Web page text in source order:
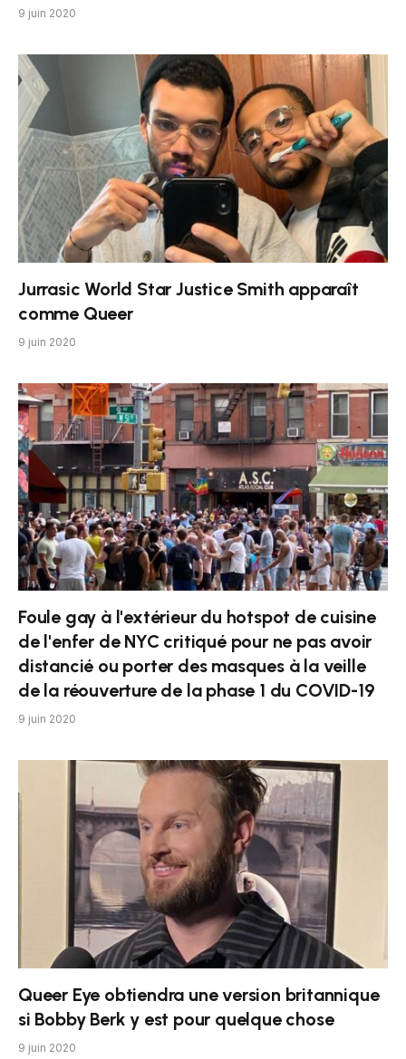
9 juin 2020
Jurrasic World Star Justice Smith apparaît
comme Queer
9 juin 2020
Foule gay à l'extérieur du hotspot de cuisine
de l'enfer de NYC critiqué pour ne pas avoir
distancié ou porter des masques à la veille
de la réouverture de la phase 1 du COVID-19
9 juin 2020
Queer Eye obtiendra une version britannique
si Bobby Berk y est pour quelque chose
9 juin 2020